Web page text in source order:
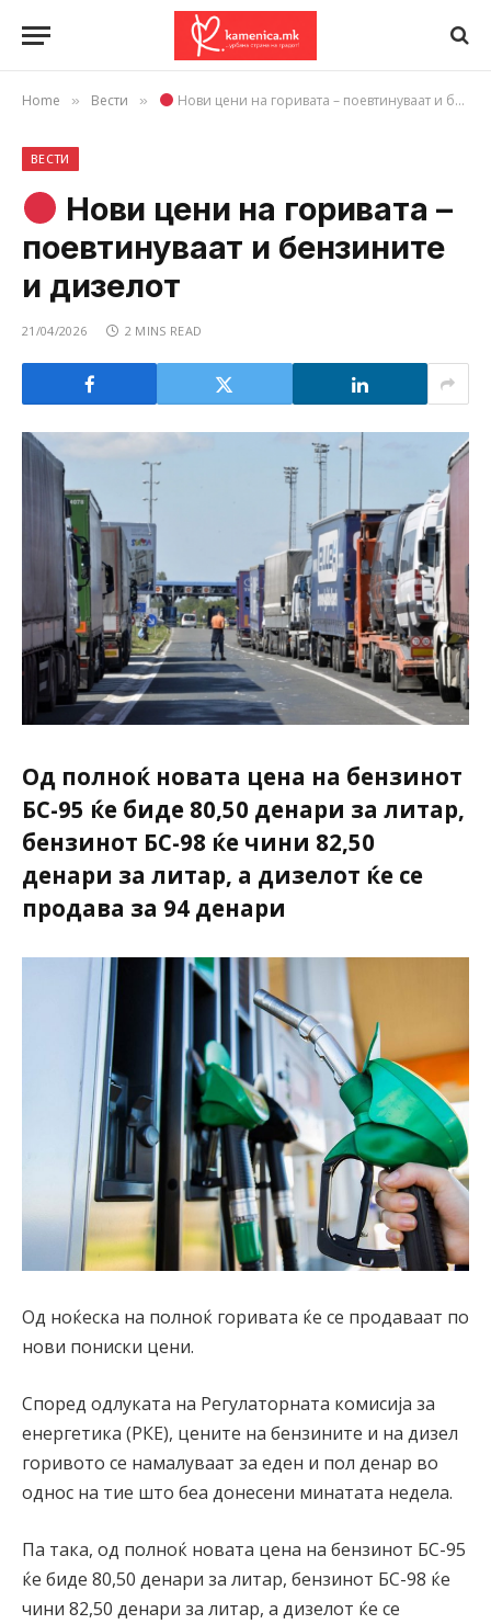
Home » Вести » Нови цени на горивата – поевтинуваат и бензините и дизелот
ВЕСТИ
Нови цени на горивата –
поевтинуваат и бензините
и дизелот
21/04/2026 2 MINS READ
Од полноќ новата цена на бензинот
БС-95 ќе биде 80,50 денари за литар,
бензинот БС-98 ќе чини 82,50
денари за литар, а дизелот ќе се
продава за 94 денари
Од ноќеска на полноќ горивата ќе се продаваат по
нови пониски цени.
Според одлуката на Регулаторната комисија за
енергетика (РКЕ), цените на бензините и на дизел
горивото се намалуваат за еден и пол денар во
однос на тие што беа донесени минатата недела.
Па така, од полноќ новата цена на бензинот БС-95
ќе биде 80,50 денари за литар, бензинот БС-98 ќе
чини 82,50 денари за литар, а дизелот ќе се